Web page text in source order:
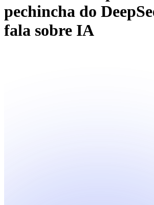
pechincha do
fala sobre IA